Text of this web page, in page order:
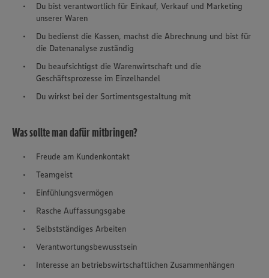
Du bist verantwortlich für Einkauf, Verkauf und Marketing
unserer Waren
Du bedienst die Kassen, machst die Abrechnung und bist für
die Datenanalyse zuständig
Du beaufsichtigst die Warenwirtschaft und die
Geschäftsprozesse im Einzelhandel
Du wirkst bei der Sortimentsgestaltung mit
Was sollte man dafür mitbringen?
Freude am Kundenkontakt
Teamgeist
Einfühlungsvermögen
Rasche Auffassungsgabe
Selbstständiges Arbeiten
Verantwortungsbewusstsein
Interesse an betriebswirtschaftlichen Zusammenhängen